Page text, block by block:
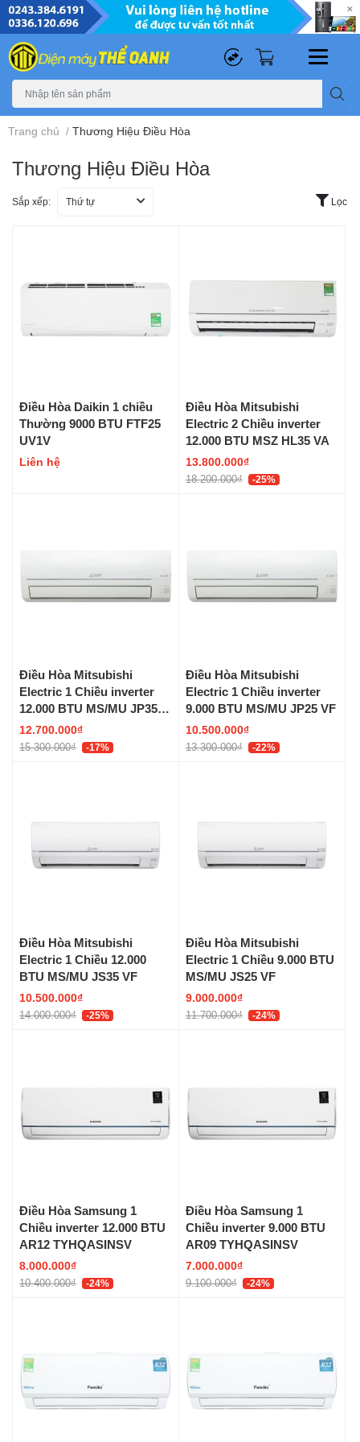
Trang chủ / Thương Hiệu Điều Hòa
Thương Hiệu Điều Hòa
Sắp xếp: Thứ tự Lọc
Điều Hòa Daikin 1 chiều
Thường 9000 BTU FTF25
UV1V
Liên hệ
Điều Hòa Mitsubishi
Electric 2 Chiều inverter
12.000 BTU MSZ HL35 VA
13.800.000₫
18.200.000₫ -25%
Điều Hòa Mitsubishi
Electric 1 Chiều inverter
12.000 BTU MS/MU JP35
VF
12.700.000₫
15.300.000₫ -17%
Điều Hòa Mitsubishi
Electric 1 Chiều inverter
9.000 BTU MS/MU JP25 VF
10.500.000₫
13.300.000₫ -22%
Điều Hòa Mitsubishi
Electric 1 Chiều 12.000
BTU MS/MU JS35 VF
10.500.000₫
14.000.000₫ -25%
Điều Hòa Mitsubishi
Electric 1 Chiều 9.000 BTU
MS/MU JS25 VF
9.000.000₫
11.700.000₫ -24%
Điều Hòa Samsung 1
Chiều inverter 12.000 BTU
AR12 TYHQASINSV
8.000.000₫
10.400.000₫ -24%
Điều Hòa Samsung 1
Chiều inverter 9.000 BTU
AR09 TYHQASINSV
7.000.000₫
9.100.000₫ -24%